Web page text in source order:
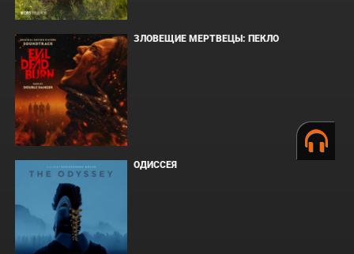
ЗЛОВЕЩИЕ МЕРТВЕЦЫ: ПЕКЛО
ОДИССЕЯ